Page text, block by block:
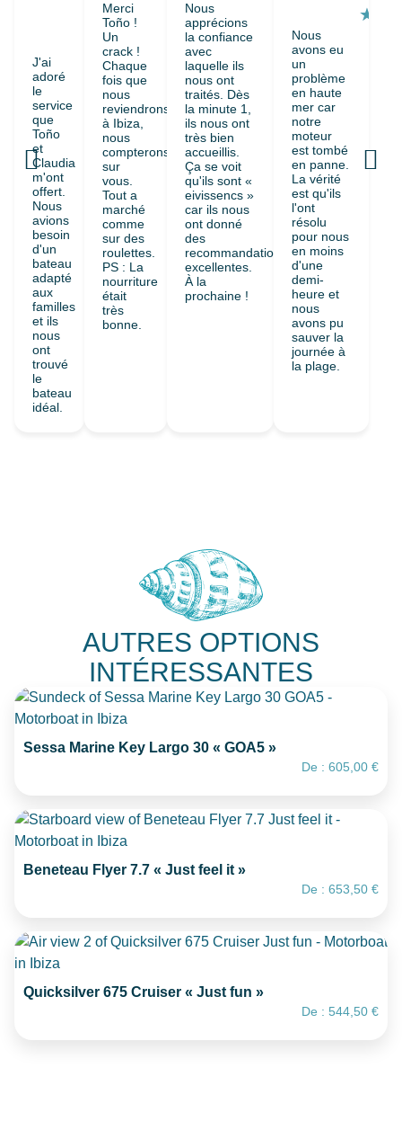
★
★
J'ai
adoré
le
service
que
Toño
et
Claudia
m'ont
offert.
Nous
avions
besoin
d'un
bateau
adapté
aux
familles
et ils
nous
ont
trouvé
le
bateau
idéal.
Merci
Toño !
Un
crack !
Chaque
fois que
nous
reviendrons
à Ibiza,
nous
compterons
sur
vous.
Tout a
marché
comme
sur des
roulettes.
PS : La
nourriture
était
très
bonne.
Nous
apprécions
la confiance
avec
laquelle ils
nous ont
traités. Dès
la minute 1,
ils nous ont
très bien
accueillis.
Ça se voit
qu'ils sont «
eivissencs »
car ils nous
ont donné
des
recommandations
excellentes.
À la
prochaine !
★
Nous
avons eu
un
problème
en haute
mer car
notre
moteur
est tombé
en panne.
La vérité
est qu'ils
l'ont
résolu
pour nous
en moins
d'une
demi-
heure et
nous
avons pu
sauver la
journée à
la plage.
AUTRES OPTIONS
INTÉRESSANTES
Sessa Marine Key Largo 30 « GOA5 »
De : 605,00 €
Beneteau Flyer 7.7 « Just feel it »
De : 653,50 €
Quicksilver 675 Cruiser « Just fun »
De : 544,50 €